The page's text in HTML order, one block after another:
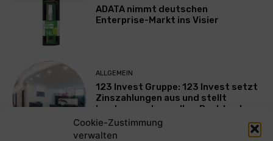
Cookie-Zustimmung
verwalten
ADATA nimmt deutschen
Enterprise-Markt ins Visier
ALLGEMEIN
123 Invest Gruppe: 123 Invest setzt
Zinszahlungen aus und stellt
Insolvenzantrag – Ihre Rechte als
Anleger